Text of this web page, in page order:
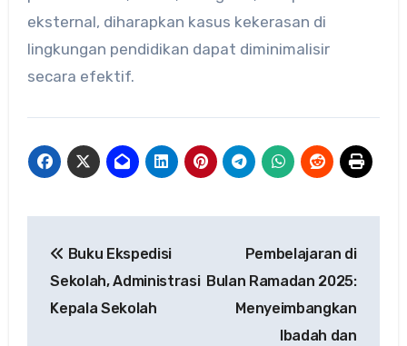
eksternal, diharapkan kasus kekerasan di
lingkungan pendidikan dapat diminimalisir
secara efektif.
pos
Buku Ekspedisi
Sekolah, Administrasi
Kepala Sekolah
Pembelajaran di
Bulan Ramadan 2025:
Menyeimbangkan
Ibadah dan